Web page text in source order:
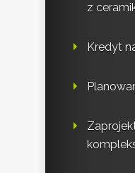
z
Kredyt